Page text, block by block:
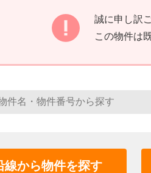
誠に申し訳
この物件は
線から物件を探す